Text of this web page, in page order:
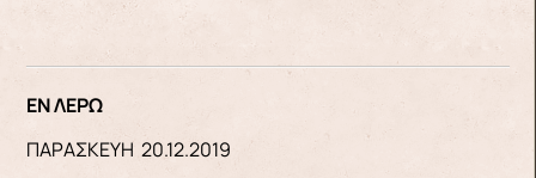
ΕΝ ΛΕΡΩ
ΠΑΡΑΣΚΕΥΗ 20.12.2019